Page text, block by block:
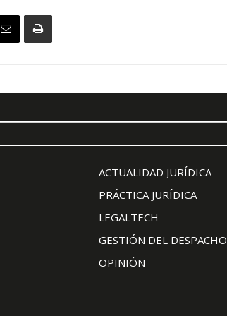
ACTUALIDAD JURÍDICA
PRÁCTICA JURÍDICA
LEGALTECH
GESTIÓN DEL DESPACHO
OPINIÓN